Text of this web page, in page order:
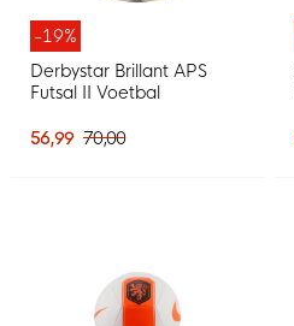
-19%
Derbystar Brillant APS
Futsal II Voetbal
56,99 70,00